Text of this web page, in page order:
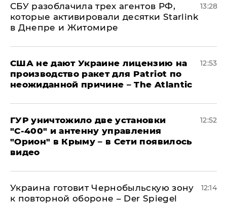
СБУ разоблачила трех агентов РФ,
которые активировали десятки Starlink
в Днепре и Житомире
13:28
США не дают Украине лицензию на
производство ракет для Patriot по
неожиданной причине – The Atlantic
12:53
ГУР уничтожило две установки
"С‑400" и антенну управления
"Орион" в Крыму – в Сети появилось
видео
12:52
Украина готовит Чернобыльскую зону
к повторной обороне – Der Spiegel
12:14